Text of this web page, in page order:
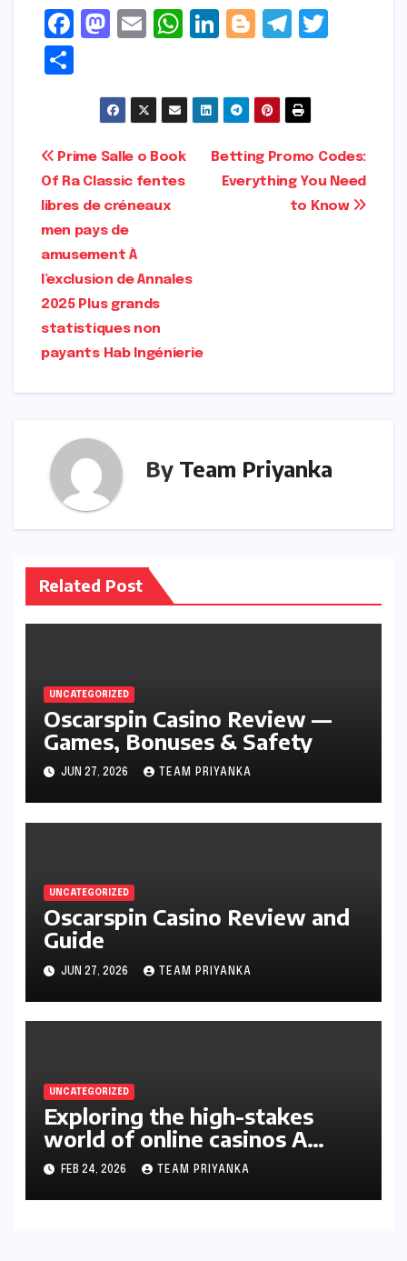
F
o
o
k
M
t
d
o
n
E
l
W
ts
p
Li
e
n
Bl
g
r
T
gr
m r
ar
e
Post
navigation
Betting Promo Codes:
Everything You Need
to Know
Prime Salle o Book
Of Ra Classic fentes
libres de créneaux
men pays de
amusement À
l’exclusion de Annales
2025 Plus grands
statistiques non
payants Hab Ingénierie
By Team Priyanka
Related Post
UNCATEGORIZED
Oscarspin Casino Review —
Games, Bonuses & Safety
JUN 27, 2026 TEAM PRIYANKA
UNCATEGORIZED
Oscarspin Casino Review and
Guide
JUN 27, 2026 TEAM PRIYANKA
UNCATEGORIZED
Exploring the high-stakes
world of online casinos A
gambler’s guide
FEB 24, 2026 TEAM PRIYANKA